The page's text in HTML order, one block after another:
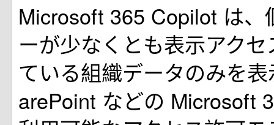
Microsoft 365 Copilot は、
ーが少なくとも表示アク
ている組織データのみを
arePoint などの Microsoft